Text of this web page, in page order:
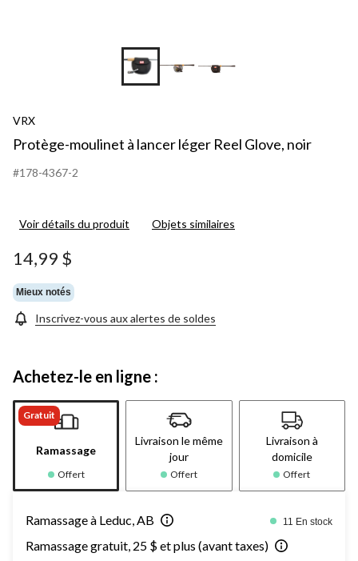
VRX
Protège-moulinet à lancer léger Reel Glove, noir
#178-4367-2
Voir détails du produit Objets similaires
14,99 $
Mieux notés
Inscrivez-vous aux alertes de soldes
Achetez-le en ligne :
Gratuit
Ramassage
Offert
Livraison le même
jour
Offert
Livraison à
domicile
Offert
Ramassage à Leduc, AB 11 En stock
Ramassage gratuit, 25 $ et plus (avant taxes)